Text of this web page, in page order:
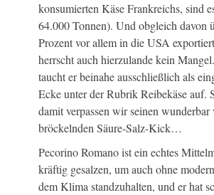
konsumierten Käse Frankreichs, sind
64.000 Tonnen). Und obgleich davon
Prozent vor allem in die USA
herrscht auch hierzulande kein
taucht er beinahe ausschließlich als
Ecke unter der Rubrik Reibekäse auf.
damit verpassen wir seinen
bröckelnden Säure-Salz-Kick…
Pecorino Romano ist ein echtes
kräftig gesalzen, um auch ohne
dem Klima standzuhalten, und er hat